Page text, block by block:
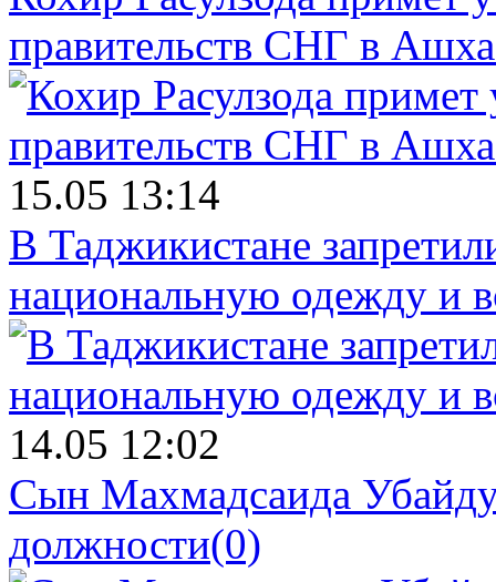
правительств СНГ в
15.05 13:14
В Таджикистане
национальную одежду и
14.05 12:02
Сын Махмадсаида
должности(0)